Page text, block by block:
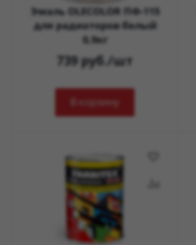
Эмаль OLECOLOR ПФ-115
для радиаторов белый
0,9кг
739руб./шт
В корзину